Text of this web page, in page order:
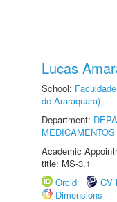
Lucas
School:
de Araraquara)
Department:
MEDICAMENTOS
Academic
title: MS-3.1
Orcid
CV
Dimensions